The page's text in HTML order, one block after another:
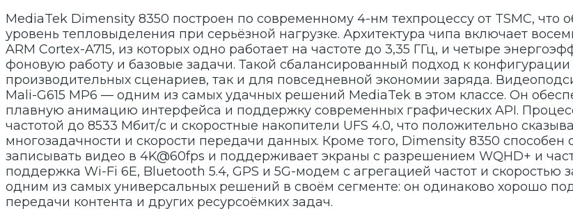
MediaTek Dimensity 8350 построен по современному 4-нм техпроцессу от TSMC, что
уровень тепловыделения при серьёзной нагрузке. Архитектура чипа включает
ARM Cortex-A715, из которых одно работает на частоте до 3,35 ГГц, и четыре
фоновую работу и базовые задачи. Такой сбалансированный подход к
производительных сценариев, так и для повседневной экономии заряда.
Mali-G615 MP6 — одним из самых удачных решений MediaTek в этом классе. Он
плавную анимацию интерфейса и поддержку современных графических API.
частотой до 8533 Мбит/с и скоростные накопители UFS 4.0, что положительно
многозадачности и скорости передачи данных. Кроме того, Dimensity 8350
записывать видео в 4K@60fps и поддерживает экраны с разрешением WQHD+ и
поддержка Wi-Fi 6E, Bluetooth 5.4, GPS и 5G-модем с агрегацией частот и скоростью
одним из самых универсальных решений в своём сегменте: он одинаково хорошо
передачи контента и других ресурсоёмких задач.